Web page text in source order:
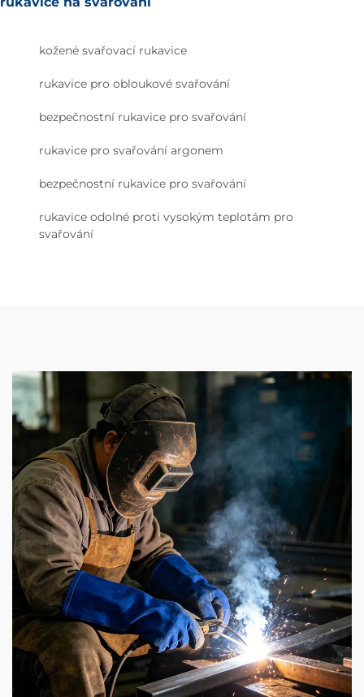
kožené svařovací rukavice
rukavice pro obloukové svařování
bezpečnostní rukavice pro svařování
rukavice pro svařování argonem
bezpečnostní rukavice pro svařování
rukavice odolné proti vysokým teplotám pro
svařování